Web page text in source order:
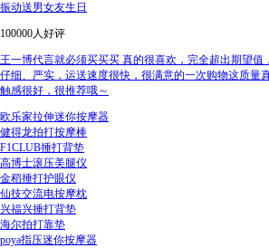
振动送男女友生日
100000人好评
王一博代言就必须买买买 真的很喜欢，完全超出期望值
仔细、严实，运送速度很快，很满意的一次购物这质量
触感很好，很推荐哦～
欧乐家拉伸迷你按摩器
健得龙拍打按摩棒
F1CLUB捶打背垫
高博士滚压美腿仪
金稻捶打护眼仪
仙技交流电按摩枕
兴福兴捶打背垫
海尔拍打靠垫
poya指压迷你按摩器